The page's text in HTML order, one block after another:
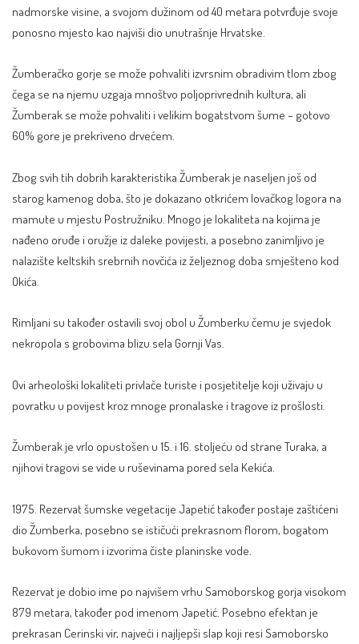
nadmorske visine, a svojom dužinom od 40 metara potvrđuje svoje
ponosno mjesto kao najviši dio unutrašnje Hrvatske.
Žumberačko gorje se može pohvaliti izvrsnim obradivim tlom zbog
čega se na njemu uzgaja mnoštvo poljoprivrednih kultura, ali
Žumberak se može pohvaliti i velikim bogatstvom šume – gotovo
60% gore je prekriveno drvećem.
Zbog svih tih dobrih karakteristika Žumberak je naseljen još od
starog kamenog doba, što je dokazano otkrićem lovačkog logora na
mamute u mjestu Postružniku. Mnogo je lokaliteta na kojima je
nađeno oruđe i oružje iz daleke povijesti, a posebno zanimljivo je
nalazište keltskih srebrnih novčića iz željeznog doba smješteno kod
Okića.
Rimljani su također ostavili svoj obol u Žumberku čemu je svjedok
nekropola s grobovima blizu sela Gornji Vas.
Ovi arheološki lokaliteti privlače turiste i posjetitelje koji uživaju u
povratku u povijest kroz mnoge pronalaske i tragove iz prošlosti.
Žumberak je vrlo opustošen u 15. i 16. stoljeću od strane Turaka, a
njihovi tragovi se vide u ruševinama pored sela Kekića.
1975. Rezervat šumske vegetacije Japetić također postaje zaštićeni
dio Žumberka, posebno se ističući prekrasnom florom, bogatom
bukovom šumom i izvorima čiste planinske vode.
Rezervat je dobio ime po najvišem vrhu Samoborskog gorja visokom
879 metara, također pod imenom Japetić. Posebno efektan je
prekrasan Cerinski vir, najveći i najljepši slap koji resi Samoborsko